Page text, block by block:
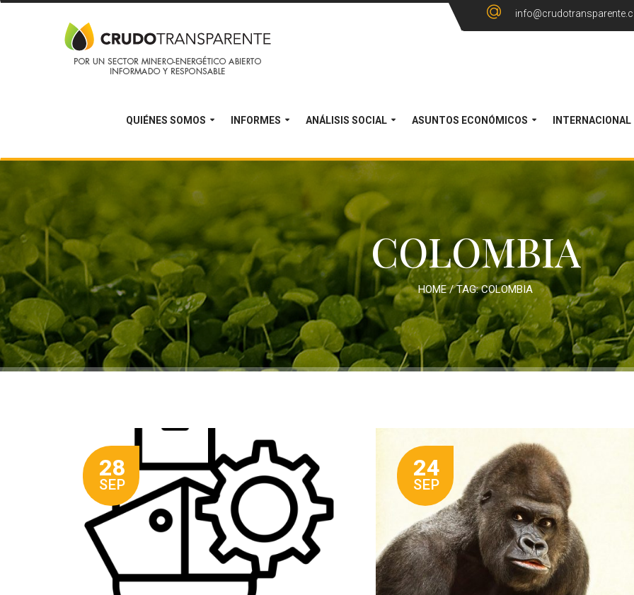
QUIÉNES SOMOS INFORMES ANÁLISIS SOCIAL ASUNTOS ECONÓMICOS INTERNACIONAL
COLOMBIA
HOME/ TAG:COLOMBIA
28
SEP
24
SEP